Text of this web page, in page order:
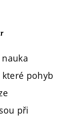
pohyb
při